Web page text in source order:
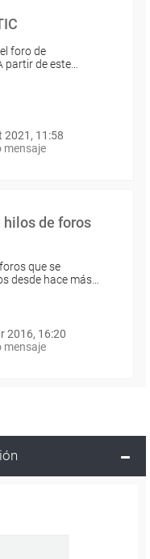
foro de
partir de este…
2021, 11:58
mensaje
hilos de foros
que se
desde hace más…
2016, 16:20
mensaje